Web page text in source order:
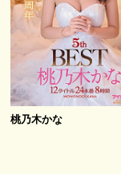
桃乃木かな